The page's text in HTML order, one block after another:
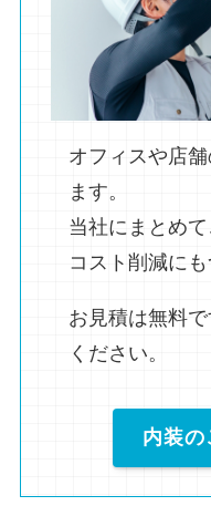
オフィスや店
ます。
当社にまとめて
コスト削減にも
お見積は無料
ください。
内装の